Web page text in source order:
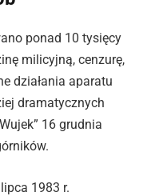
ponad 10 tysięcy
milicyjną, cenzurę,
działania aparatu
dramatycznych
16 grudnia
1983 r.